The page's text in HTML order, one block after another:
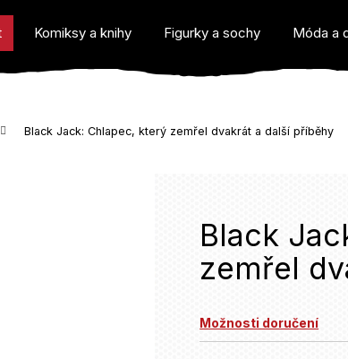
Komiksy a knihy Figurky a sochy Móda a
Black Jack: Chlapec, který zemřel dvakrát a další příběhy
Black
zemřel
Možnosti doručení